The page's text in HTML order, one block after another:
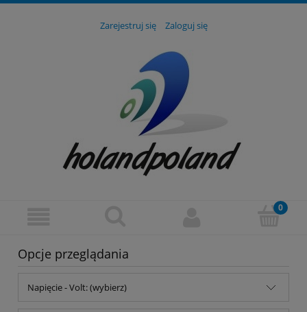
Zarejestruj się Zaloguj się
Opcje przeglądania
Napięcie - Volt: (wybierz)